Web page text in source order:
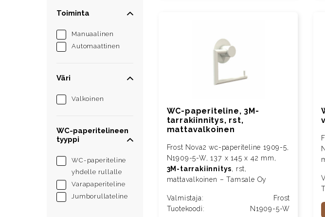
Toiminta
Manuaalinen
Automaattinen
Väri
Valkoinen
WC-paperitelineen
tyyppi
WC-paperiteline
yhdelle rullalle
Varapaperiteline
Jumborullateline
WC-paperiteline, 3M-
tarrakiinnitys, rst,
mattavalkoinen
Frost Nova2 wc-paperiteline 1909-5,
N1909-5-W, 137 x 145 x 42 mm,
3M-tarrakiinnitys, rst,
mattavalkoinen – Tamsale Oy
Valmistaja:
Frost
Tuotekoodi:
N1909-5-W